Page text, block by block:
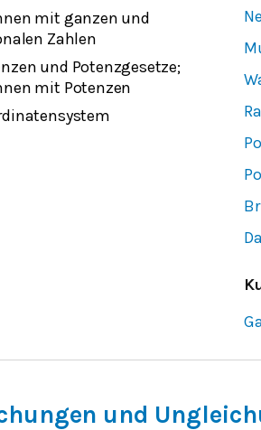
mit ganzen und
Zahlen
und Potenzgesetze;
mit Potenzen
und